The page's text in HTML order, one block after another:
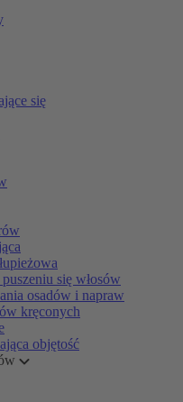
się
się włosów
osadów i napraw
kręconych
objętość